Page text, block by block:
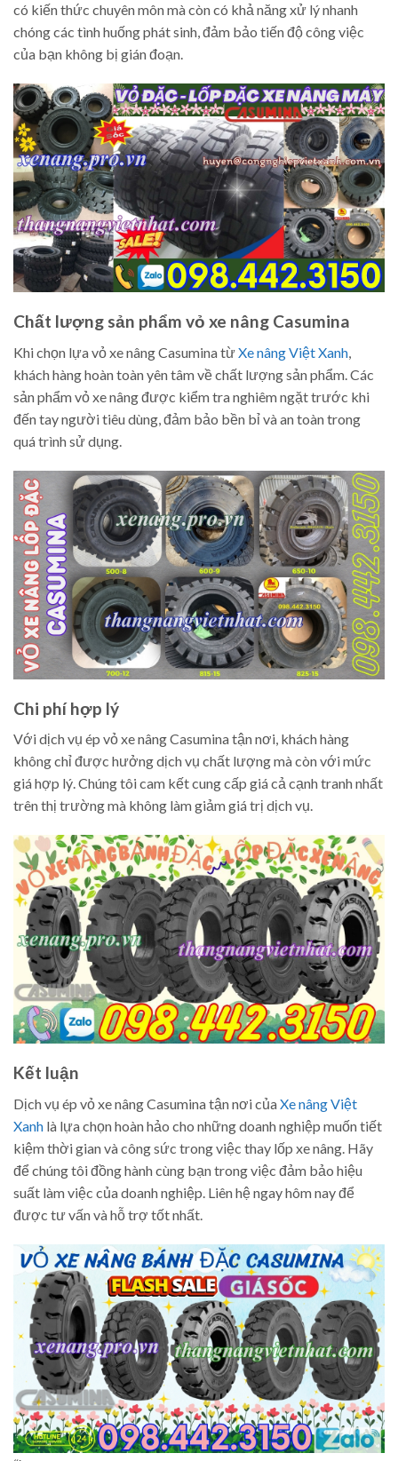
có kiến thức chuyên môn mà còn có khả năng xử lý nhanh
chóng các tình huống phát sinh, đảm bảo tiến độ công việc
của bạn không bị gián đoạn.
Chất lượng sản phẩm vỏ xe nâng Casumina
Khi chọn lựa vỏ xe nâng Casumina từXe nâng Việt Xanh,
khách hàng hoàn toàn yên tâm về chất lượng sản phẩm. Các
sản phẩm vỏ xe nâng được kiểm tra nghiêm ngặt trước khi
đến tay người tiêu dùng, đảm bảo bền bỉ và an toàn trong
quá trình sử dụng.
Chi phí hợp lý
Với dịch vụ ép vỏ xe nâng Casumina tận nơi, khách hàng
không chỉ được hưởng dịch vụ chất lượng mà còn với mức
giá hợp lý. Chúng tôi cam kết cung cấp giá cả cạnh tranh nhất
trên thị trường mà không làm giảm giá trị dịch vụ.
Kết luận
Dịch vụ ép vỏ xe nâng Casumina tận nơi củaXe nâng Việt
Xanh là lựa chọn hoàn hảo cho những doanh nghiệp muốn tiết
kiệm thời gian và công sức trong việc thay lốp xe nâng. Hãy
để chúng tôi đồng hành cùng bạn trong việc đảm bảo hiệu
suất làm việc của doanh nghiệp. Liên hệ ngay hôm nay để
được tư vấn và hỗ trợ tốt nhất.